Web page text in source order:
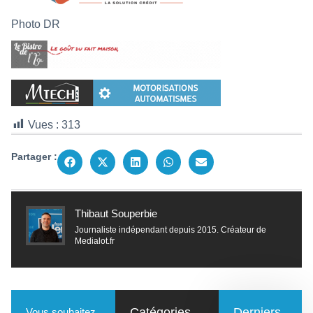
Photo DR
Vues : 313
Partager :
Thibaut Souperbie
Journaliste indépendant depuis 2015. Créateur de
Medialot.fr